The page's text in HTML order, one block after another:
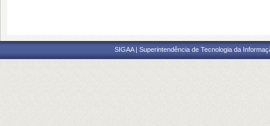
SIGAA | Superintendência de Tecnologia da